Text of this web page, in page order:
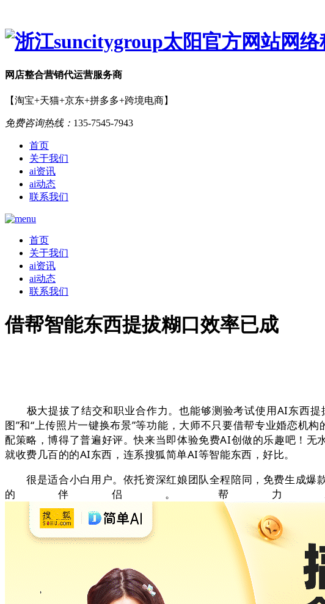
网店整合营销代运营服务商
【淘宝+天猫+京东+拼多多+跨境电商】
免费咨询热线： 135-7545-7943
首页
关于我们
ai资讯
ai动态
联系我们
首页
关于我们
ai资讯
ai动态
联系我们
借帮智能东西提拔糊口效率已成
极大提拔了结交和职业合作力。也能够测验考试使用AI东西提
图”和“上传照片一键换布景”等功能，大师不只要借帮专业婚恋机
配策略，博得了普遍好评。快来当即体验免费AI创做的乐趣吧！
就收费几百的的AI东西，连系搜狐简单AI等智能东西，好比。
很是适合小白用户。依托资深红娘团队全程陪同，免费生成爆
的伴侣。帮力